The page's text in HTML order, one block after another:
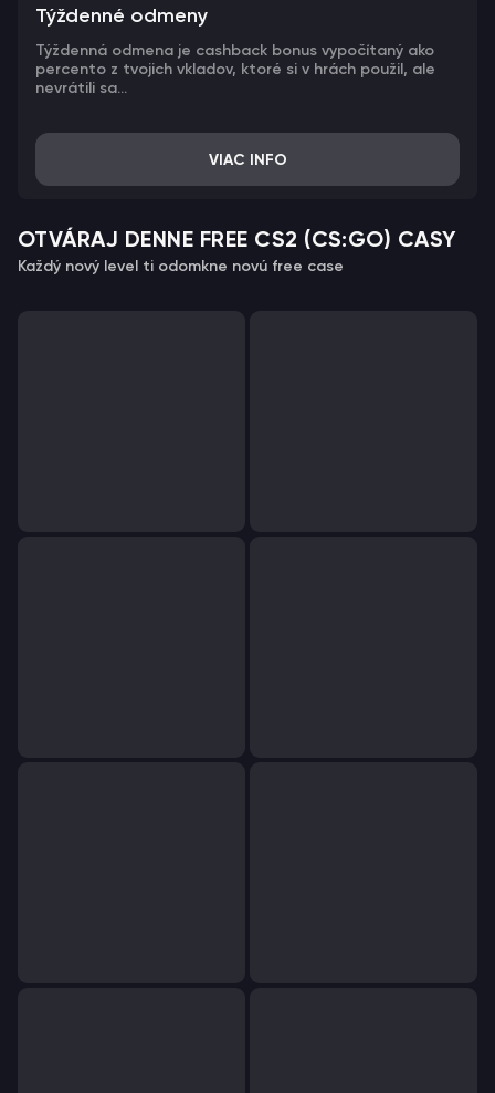
Týždenné odmeny
Týždenná odmena je cashback bonus vypočítaný ako
percento z tvojich vkladov, ktoré si v hrách použil, ale
nevrátili sa...
VIAC INFO
OTVÁRAJ DENNE FREE CS2 (CS:GO) CASY
Každý nový level ti odomkne novú free case